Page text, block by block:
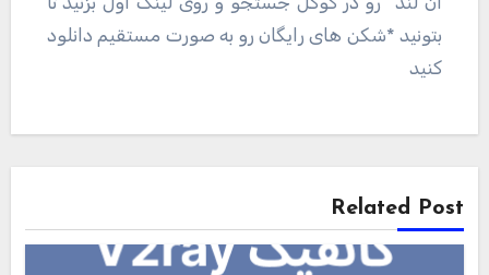
بتونید *شکن های رایگان رو به صورت مستقیم دانلود
کنید
راهبری
Related Post